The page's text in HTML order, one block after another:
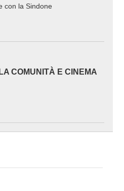
con la Sindone
COMUNITÀ E CINEMA